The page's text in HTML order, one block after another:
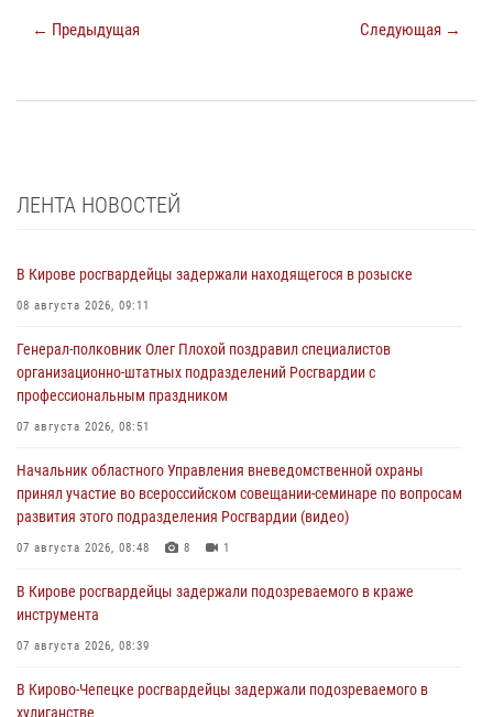
← Предыдущая Следующая →
ЛЕНТА НОВОСТЕЙ
В Кирове росгвардейцы задержали находящегося в розыске
08 августа 2026, 09:11
Генерал-полковник Олег Плохой поздравил специалистов
организационно-штатных подразделений Росгвардии с
профессиональным праздником
07 августа 2026, 08:51
Начальник областного Управления вневедомственной охраны
принял участие во всероссийском совещании-семинаре по вопросам
развития этого подразделения Росгвардии (видео)
07 августа 2026, 08:48 8 1
В Кирове росгвардейцы задержали подозреваемого в краже
инструмента
07 августа 2026, 08:39
В Кирово-Чепецке росгвардейцы задержали подозреваемого в
хулиганстве